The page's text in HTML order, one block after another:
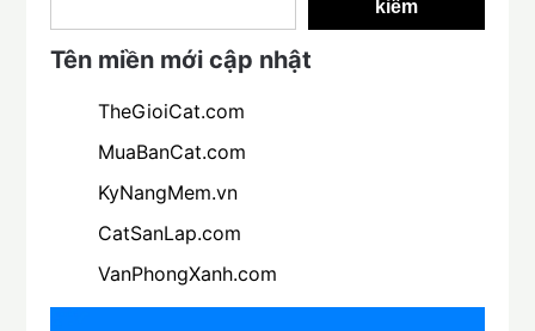
kiếm
Tên miền mới cập nhật
TheGioiCat.com
MuaBanCat.com
KyNangMem.vn
CatSanLap.com
VanPhongXanh.com